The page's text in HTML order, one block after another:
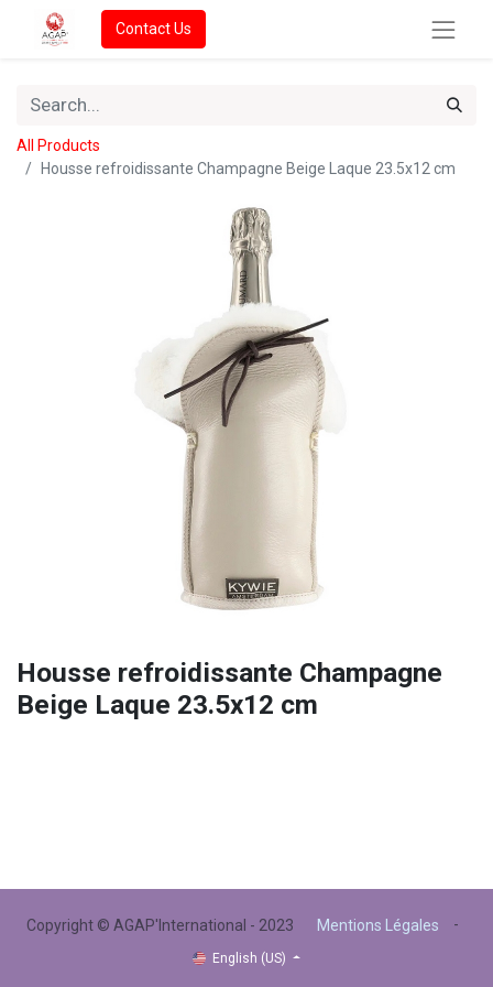
Contact Us
All Products
Housse refroidissante Champagne Beige Laque 23.5x12 cm
Housse refroidissante Champagne
Beige Laque 23.5x12 cm
Copyright © AGAP'International - 2023 Mentions Légales -
English (US)